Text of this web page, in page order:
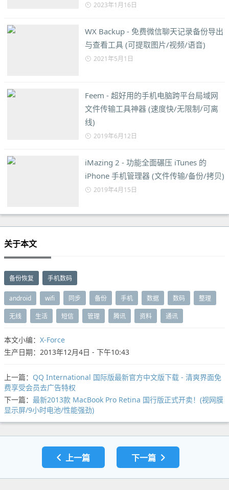
2023年1月16日
WX Backup - 免费微信聊天记录备份导出
与查看工具 (可提取图片/视频/语音)
2021年5月1日
Feem - 超好用的手机电脑跨平台局域网
文件传输工具神器 (速度快/无限制/可离
线)
2019年6月12日
iMazing 2 - 功能全面碾压 iTunes 的
iPhone 手机管理器 (文件传输/备份/拷贝)
2019年4月15日
关于本文
备份恢复 手机数码
android wifi 同步 备份 手机 数据 数码 整理
无线 生活 短信 管理 腾讯 资料 通讯
本文小编： X-Force
生产日期：2013年12月4日 - 下午10:43
上一篇： QQ International 国际版最新官方中文版下载 - 清爽界面免
费享受会员去广告特权
下一篇： 最新2013款 MacBook Pro Retina 国行版正式开卖！(视网膜
显示屏/9小时电池/性能强劲)
上一篇 下一篇